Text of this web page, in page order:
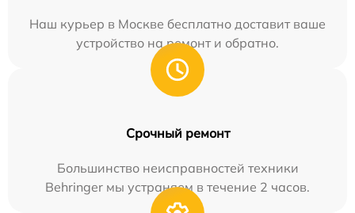
Наш курьер в Москве бесплатно доставит ваше
устройство на ремонт и обратно.
Срочный ремонт
Большинство неисправностей техники
Behringer мы устраняем в течение 2 часов.